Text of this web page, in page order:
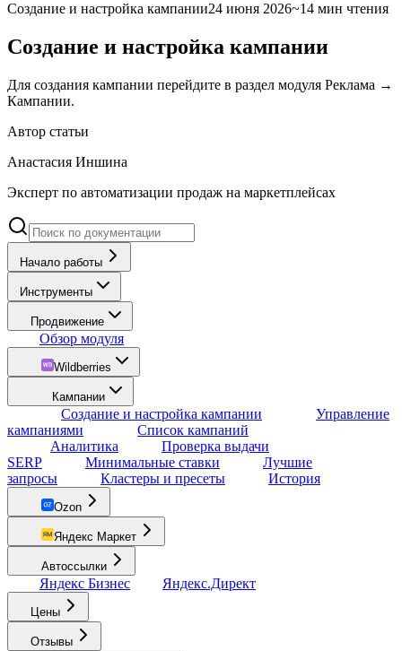
Создание и настройка кампании24 июня 2026~14 мин чтения
Создание и настройка кампании
Для создания кампании перейдите в раздел модуля Реклама →
Кампании.
Автор статьи
Анастасия Иншина
Эксперт по автоматизации продаж на маркетплейсах
Начало работы
Инструменты
Продвижение
Обзор модуля
Wildberries
Кампании
Создание и настройка кампании
Управление
кампаниями
Список кампаний
Аналитика
Проверка выдачи
SERP
Минимальные ставки
Лучшие
запросы
Кластеры и пресеты История
Ozon
Яндекс Маркет
Автоссылки
Яндекс Бизнес Яндекс.Директ
Цены
Отзывы